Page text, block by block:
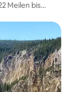
Meilen bis